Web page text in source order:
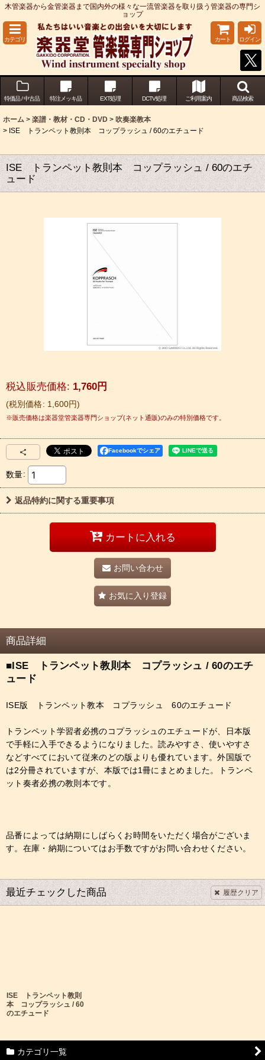
木管楽器から金管楽器まで国内外の様々な一流管楽器を取り扱う管楽器の専門シ
ョップ
カテゴリ カート ログイン
特価品 / 中古品 特注メッキ品 EXT処理 DCTV処理 ご利用案内 商品検索
ホーム > 楽譜・教材・CD・DVD > 吹奏楽教本
> ISE トランペット教則本 コップラッシュ / 60のエチュード
ISE トランペット教則本 コップラッシュ / 60のエチ
ュード
税別価格: 1,600円
税込 : 1,760円
Facebookでシェア
数量:
返品特約に関する重要事項
カートに入れる
お問い合わせ
お気に入り登録
商品詳細
■ISE トランペット教則本 コプラッシュ / 60のエチ
ュード
ISE版 トランペット教本 コプラッシュ 60のエチュード
トランペット学習者必携のコプラッシュのエチュードが、日本版
で手軽に入手できるようになりました。読みやすさ、使いやすさ
などすべてにおいて従来のどの版よりも優れています。外国版で
は2分冊されていますが、本版では1冊にまとめました。トランペ
ット奏者必携の教則本です。
品番によっては納期にしばらくお時間をいただく場合がございま
す。在庫・納期についてはお手数ですがお問い合わせください。
最近チェックした商品 履歴クリア
ISE トランペット教則
本 コップラッシュ / 60
のエチュード
カテゴリ一覧